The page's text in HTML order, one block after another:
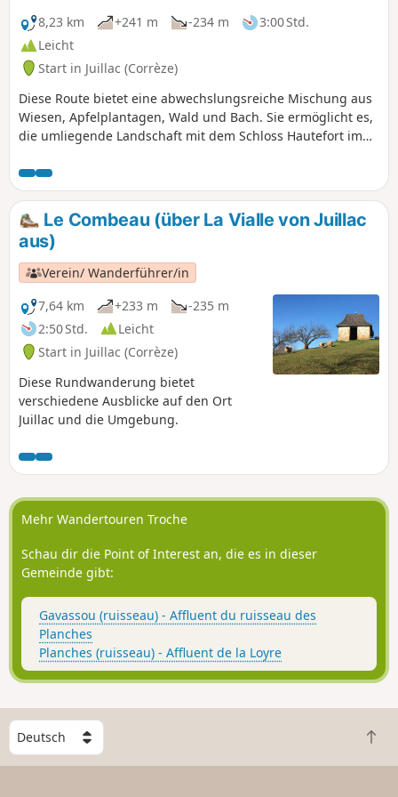
fortgesetzt werden, zwischen seinen charakteristischen
Häusern mit Schieferdächern.
8,23 km
+241 m -234 m
3:00 Std.
Leicht
Start in Juillac (Corrèze)
Diese Route bietet eine abwechslungsreiche Mischung aus
Wiesen, Apfelplantagen, Wald und Bach. Sie ermöglicht es,
die umliegende Landschaft mit dem Schloss Hautefort im
Saint-Robert zu entdecken.
Le Combeau (über La Vialle von Juillac
aus)
Verein/ Wanderführer/in
7,64 km
+233 m
-235 m
2:50 Std.
Leicht
Start in Juillac (Corrèze)
Diese Rundwanderung bietet
verschiedene Ausblicke auf den Ort
Juillac und die Umgebung.
Mehr Wandertouren Troche
Schau dir die Point of Interest an, die es in dieser
Gemeinde gibt:
Gavassou (ruisseau) - Affluent du ruisseau des
Planches
Planches (ruisseau) - Affluent de la Loyre
W
ä
h
Z
u